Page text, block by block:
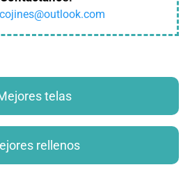
telas
rellenos